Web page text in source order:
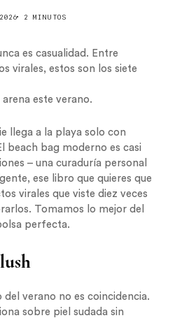
2 MINUTOS
es casualidad. Entre
virales, estos son los siete
este verano.
llega a la playa solo con
beach bag moderno es casi
– una curaduría personal
ese libro que quieres que
virales que viste diez veces
Tomamos lo mejor del
perfecta.
verano no es coincidencia.
sobre piel sudada sin